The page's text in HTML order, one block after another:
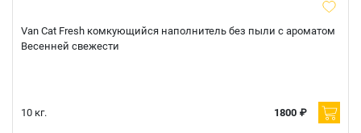
Van Cat Fresh комкующийся наполнитель без пыли с ароматом
Весенней свежести
10 кг. 1800 ₽